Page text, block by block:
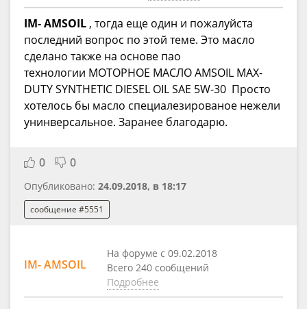
IM- AMSOIL , тогда еще один и пожалуйста
последний вопрос по этой теме. Это масло
сделано также на основе пао
технологии МОТОРНОЕ МАСЛО AMSOIL MAX-
DUTY SYNTHETIC DIESEL OIL SAE 5W-30 Просто
хотелось бы масло специалезированое нежели
унинверсальное. Заранее благодарю.
0 0
Опубликовано: 24.09.2018, в 18:17
сообщение #5551
IM- AMSOIL
На форуме с 09.02.2018
Всего 240 сообщений
Подробнее